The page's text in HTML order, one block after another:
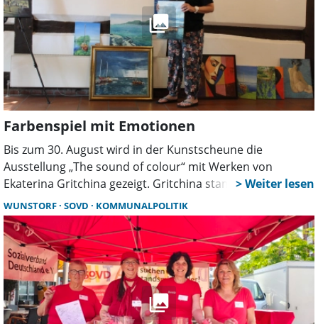
Farbenspiel mit Emotionen
Bis zum 30. August wird in der Kunstscheune die
Ausstellung „The sound of colour“ mit Werken von
Ekaterina Gritchina gezeigt. Gritchina stammt aus
Russland. 2023 kam sie nach Deutschland und widmet
sich seitdem hauptberuflich der Malerei. In der
Kunstscheune stellt sie zum ersten Mal aus.
WUNSTORF SOVD KOMMUNALPOLITIK